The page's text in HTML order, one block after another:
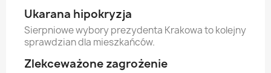
Ukarana hipokryzja
Sierpniowe wybory prezydenta Krakowa to kolejny
sprawdzian dla mieszkańców.
Zlekceważone zagrożenie